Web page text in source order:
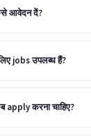
आवेदन दें?
jobs उपलब्ध हैं?
apply करना चाहिए?